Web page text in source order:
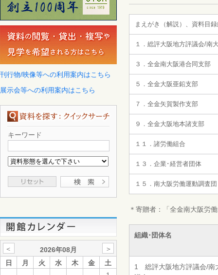
刊行物/映像等への利用案内はこちら
展示会等への利用案内はこちら
キーワード
＜ 2026年08月
＞
日
月 火 水 木 金
土
まえがき（解説）、資料目
１．総評大阪地方評議会/南
３．全金南大阪港合同支部
５．全金大阪亜鉛支部
７．全金矢賀製作支部
９．全金大阪地本諸支部
１１．諸労働組合
１３．企業･経営者団体
１５．南大阪労働運動調査団
＊寄贈者：「全金南大阪労
組織･団体名
1 総評大阪地方評議会/南